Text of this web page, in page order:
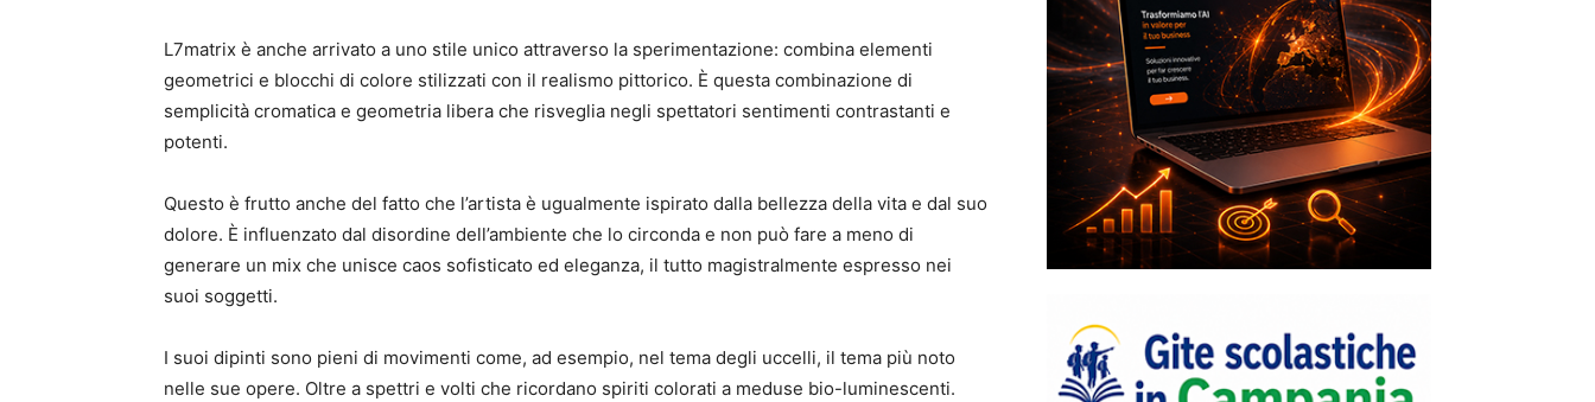
L7matrix è anche arrivato a uno stile unico attraverso la sperimentazione: combina elementi
geometrici e blocchi di colore stilizzati con il realismo pittorico. È questa combinazione di
semplicità cromatica e geometria libera che risveglia negli spettatori sentimenti contrastanti e
potenti.
Questo è frutto anche del fatto che l’artista è ugualmente ispirato dalla bellezza della vita e dal suo
dolore. È influenzato dal disordine dell’ambiente che lo circonda e non può fare a meno di
generare un mix che unisce caos sofisticato ed eleganza, il tutto magistralmente espresso nei
suoi soggetti.
I suoi dipinti sono pieni di movimenti come, ad esempio, nel tema degli uccelli, il tema più noto
nelle sue opere. Oltre a spettri e volti che ricordano spiriti colorati a meduse bio-luminescenti.